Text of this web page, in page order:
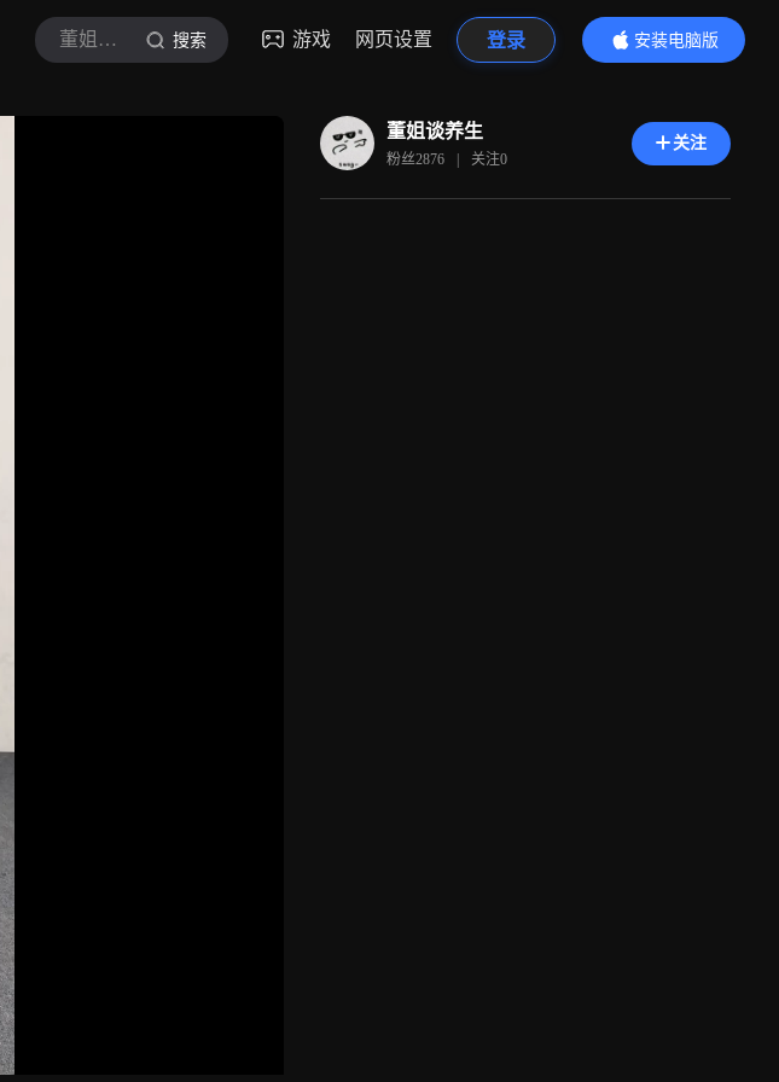
董姐谈养生 搜索 游戏 网页设置 登录
安装电脑版
内容更精彩
董姐谈养生
粉丝2876 | 关注0
关注